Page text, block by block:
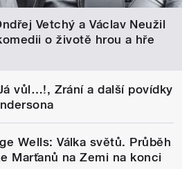
Vetchý a Václav Neužil
o životě hrou a hře
vůl…!, Zrání a další povídky
Wells: Válka světů. Průběh
Marťanů na Zemi na konci